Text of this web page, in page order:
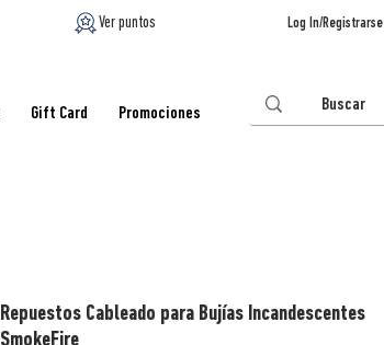
Ver puntos Log In/Registrarse
Gift Card Promociones
Repuestos Cableado para Bujías Incandescentes
SmokeFire